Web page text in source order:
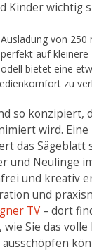
Kinder wichtig
von
auf kleinere
bietet eine
zu
so konzipiert,
wird.
das Sägeblatt
und Neulinge
und kreativ
und
TV – dort
Sie das